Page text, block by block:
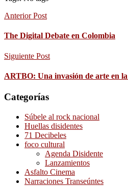
Anterior Post
The Digital Debate en Colombia
Siguiente Post
ARTBO: Una invasión de arte en
Categorías
Súbele al rock nacional
Huellas disidentes
71 Decibeles
foco cultural
Agenda Disidente
Lanzamientos
Asfalto Cinema
Narraciones Transeúntes